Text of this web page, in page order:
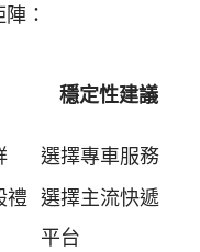
：
穩定性建議
選擇專車服務
禮 選擇主流快遞
平台